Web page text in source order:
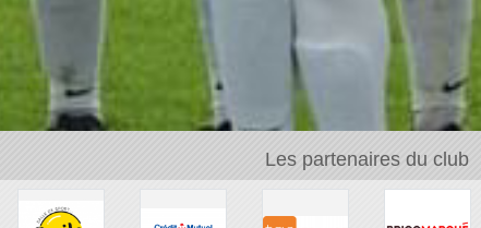
Les partenaires du club